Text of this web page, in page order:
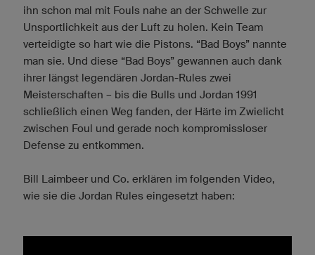
ihn schon mal mit Fouls nahe an der Schwelle zur
Unsportlichkeit aus der Luft zu holen. Kein Team
verteidigte so hart wie die Pistons. “Bad Boys” nannte
man sie. Und diese “Bad Boys” gewannen auch dank
ihrer längst legendären Jordan-Rules zwei
Meisterschaften – bis die Bulls und Jordan 1991
schließlich einen Weg fanden, der Härte im Zwielicht
zwischen Foul und gerade noch kompromissloser
Defense zu entkommen.
Bill Laimbeer und Co. erklären im folgenden Video,
wie sie die Jordan Rules eingesetzt haben: